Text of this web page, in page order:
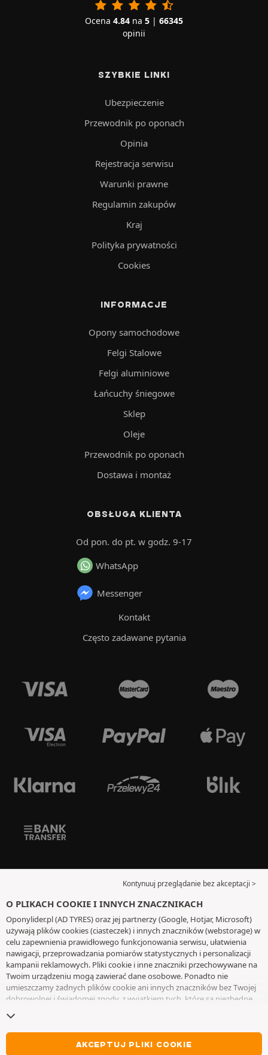
Ocena 4.84 na 5 | 66345
opinii
SZYBKIE LINKI
Ubezpieczenie
Przewodnik po oponach
Opinia
Rejestracja serwisu
Warunki prawne
Regulamin zakupów
Kraj
Polityka prywatności
Cookies
INFORMACJE
Opony samochodowe
Felgi Stalowe
Felgi aluminiowe
Łańcuchy śniegowe
Sklep
Oleje
Przewodnik po oponach
Dostawa i montaż
OBSŁUGA KLIENTA
Od pon. do pt. w godz. 9-17
WhatsApp
Messenger
Kontakt
Często zadawane pytania
Kontynuuj przeglądanie bez akceptacji >
O PLIKACH COOKIE I INNYCH ZNACZNIKACH
Oponylider.pl (AD TYRES) oraz jej partnerzy (Google, Hotjar, Microsoft)
używają plików cookies (ciasteczek) i innych znaczników (webstorage) w
celu zapewnienia prawidłowego funkcjonowania serwisu, ułatwienia
nawigacji, przeprowadzania pomiarów statystycznych i personalizacji
kampanii reklamowych. Pliki cookie i inne znaczniki przechowywane na
Twoim urządzeniu mogą zawierać dane osobowe. Ponadto nie
umieszczamy żadnych plików cookie ani innych znaczników bez Twojej
dobrowolnej i świadomej zgody, z wyjątkiem tych, które są niezbędne
wycofać swoją zgodę w dowolnym momencie, przechodząc do
plikami cookie i innymi znacznikami. Możesz kontynuować przeglądanie
bez akceptowania plików cookie lub innych znaczników. Odmowa nie
AKCEPTUJ PLIKI COOKIE